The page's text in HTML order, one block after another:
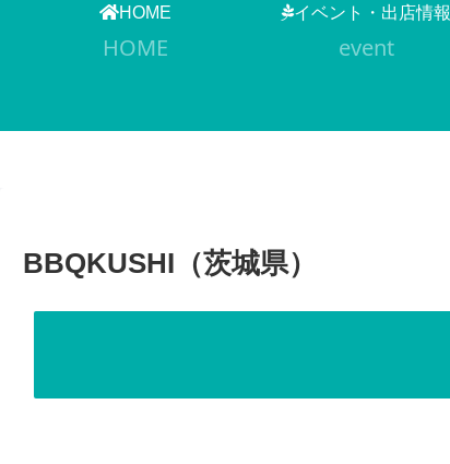
HOME
HOME
イベント・出店情報
event
BBQKUSHI（茨城県）